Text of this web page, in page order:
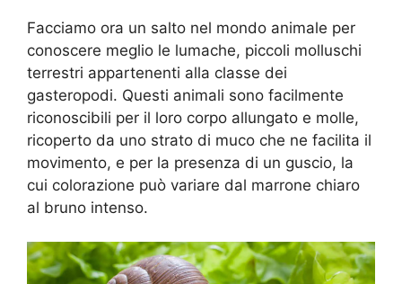
Facciamo ora un salto nel mondo animale per
conoscere meglio le lumache, piccoli molluschi
terrestri appartenenti alla classe dei
gasteropodi. Questi animali sono facilmente
riconoscibili per il loro corpo allungato e molle,
ricoperto da uno strato di muco che ne facilita il
movimento, e per la presenza di un guscio, la
cui colorazione può variare dal marrone chiaro
al bruno intenso.